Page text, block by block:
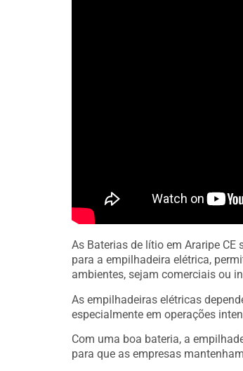
As Baterias de lítio em Araripe
para a empilhadeira elétrica,
ambientes, sejam comerciais ou
As empilhadeiras elétricas
especialmente em operações
Com uma boa bateria, a
para que as empresas